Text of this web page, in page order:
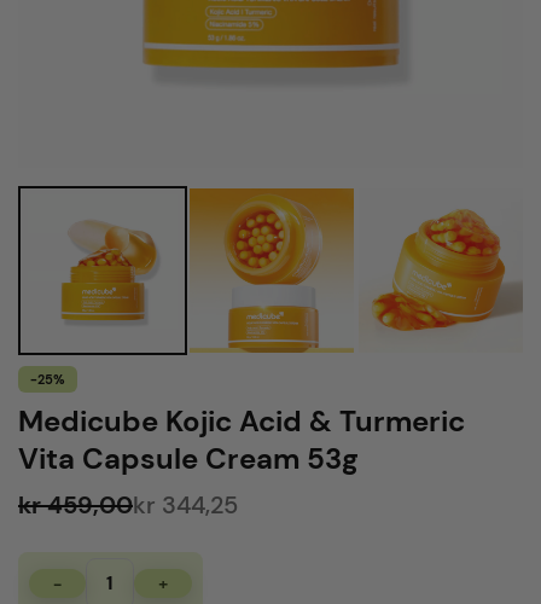
-25%
Medicube Kojic Acid & Turmeric
Vita Capsule Cream 53g
kr 459,00kr 344,25
-
Medicube
+